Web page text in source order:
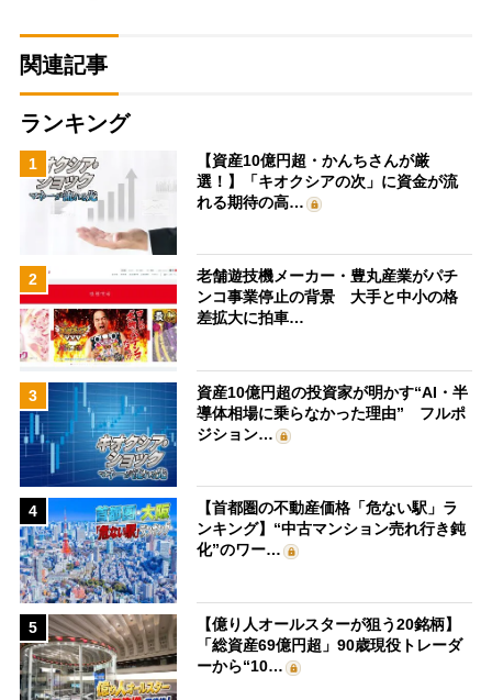
関連記事
ランキング
1
【資産10億円超・かんちさんが厳
選！】「キオクシアの次」に資金が流
れる期待の高…
2
老舗遊技機メーカー・豊丸産業がパチ
ンコ事業停止の背景 大手と中小の格
差拡大に拍車…
3
資産10億円超の投資家が明かす“AI・半
導体相場に乗らなかった理由” フルポ
ジション…
4
【首都圏の不動産価格「危ない駅」ラ
ンキング】“中古マンション売れ行き鈍
化”のワー…
5
【億り人オールスターが狙う20銘柄】
「総資産69億円超」90歳現役トレーダ
ーから“10…